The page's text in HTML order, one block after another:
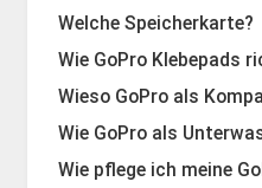
Welche Speicherkarte?
Wie GoPro Klebepads
Wieso GoPro als
Wie GoPro als
Wie pflege ich meine